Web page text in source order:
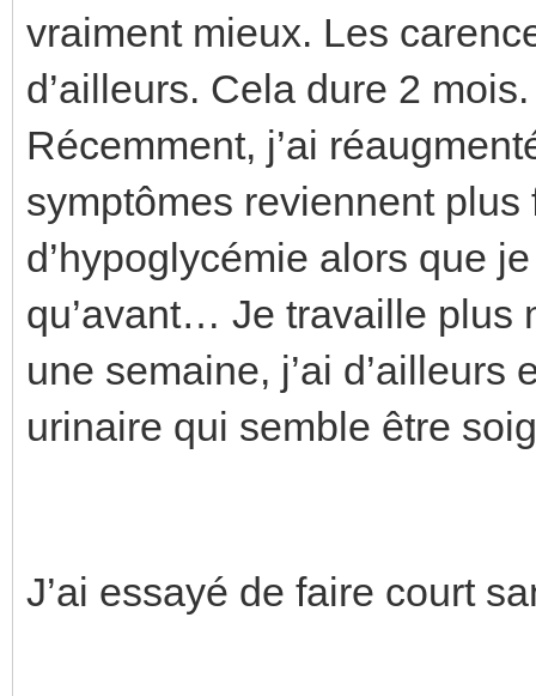
vraiment mieux. Les
d’ailleurs. Cela dure 2 mois.
Récemment, j’ai
symptômes reviennent plus
d’hypoglycémie alors que
qu’avant… Je travaille plus
une semaine, j’ai
urinaire qui semble être
J’ai essayé de faire court